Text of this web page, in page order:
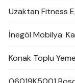
Uzaktan Fitness
İnegöl Mobilya:
Konak Toplu